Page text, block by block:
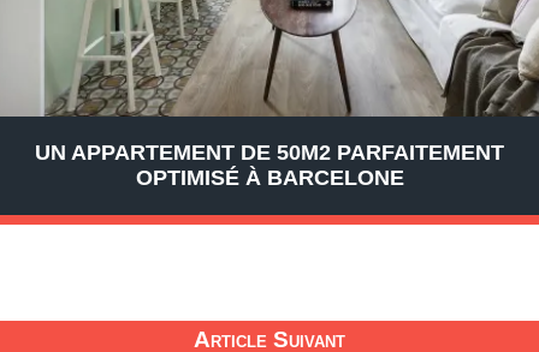
UN APPARTEMENT DE 50M2 PARFAITEMENT
OPTIMISÉ À BARCELONE
Article Suivant